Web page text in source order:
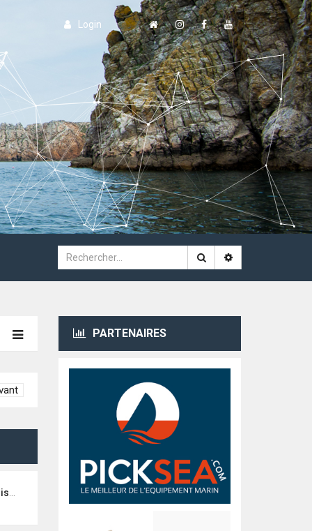
Login
PARTENAIRES